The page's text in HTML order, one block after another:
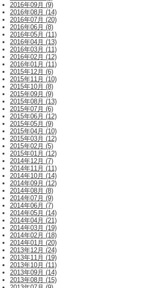
2016年09月 (9)
2016年08月 (14)
2016年07月 (20)
2016年06月 (8)
2016年05月 (11)
2016年04月 (13)
2016年03月 (11)
2016年02月 (12)
2016年01月 (11)
2015年12月 (6)
2015年11月 (10)
2015年10月 (8)
2015年09月 (9)
2015年08月 (13)
2015年07月 (6)
2015年06月 (12)
2015年05月 (9)
2015年04月 (10)
2015年03月 (12)
2015年02月 (5)
2015年01月 (12)
2014年12月 (7)
2014年11月 (11)
2014年10月 (14)
2014年09月 (12)
2014年08月 (8)
2014年07月 (9)
2014年06月 (7)
2014年05月 (14)
2014年04月 (21)
2014年03月 (19)
2014年02月 (18)
2014年01月 (20)
2013年12月 (24)
2013年11月 (19)
2013年10月 (11)
2013年09月 (14)
2013年08月 (15)